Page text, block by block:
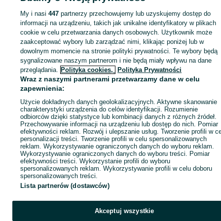
sprzedającym
Zaloguj się / Załóż konto
Kup
My i nasi447 partnerzy przechowujemy lub uzyskujemy dostęp do
informacji na urządzeniu, takich jak unikalne identyfikatory w plikach
cookie w celu przetwarzania danych osobowych. Użytkownik może
zaakceptować wybory lub zarządzać nimi, klikając poniżej lub w
dowolnym momencie na stronie polityki prywatności. Te wybory będą
sygnalizowane naszym partnerom i nie będą miały wpływu na dane
przeglądania. Polityka cookies, Polityka Prywatności
Wraz z naszymi partnerami przetwarzamy dane w celu
zapewnienia:
Użycie dokładnych danych geolokalizacyjnych. Aktywne skanowanie
charakterystyki urządzenia do celów identyfikacji. Rozumienie
odbiorców dzięki statystyce lub kombinacji danych z różnych źródeł.
Przechowywanie informacji na urządzeniu lub dostęp do nich. Pomiar
efektywności reklam. Rozwój i ulepszanie usług. Tworzenie profili w
personalizacji treści. Tworzenie profili w celu spersonalizowanych
reklam. Wykorzystywanie ograniczonych danych do wyboru reklam.
Wykorzystywanie ograniczonych danych do wyboru treści. Pomiar
efektywności treści. Wykorzystanie profili do wyboru
spersonalizowanych reklam. Wykorzystywanie profili w celu doboru
spersonalizowanych treści.
Lista partnerów (dostawców)
Akceptuj wszystkie